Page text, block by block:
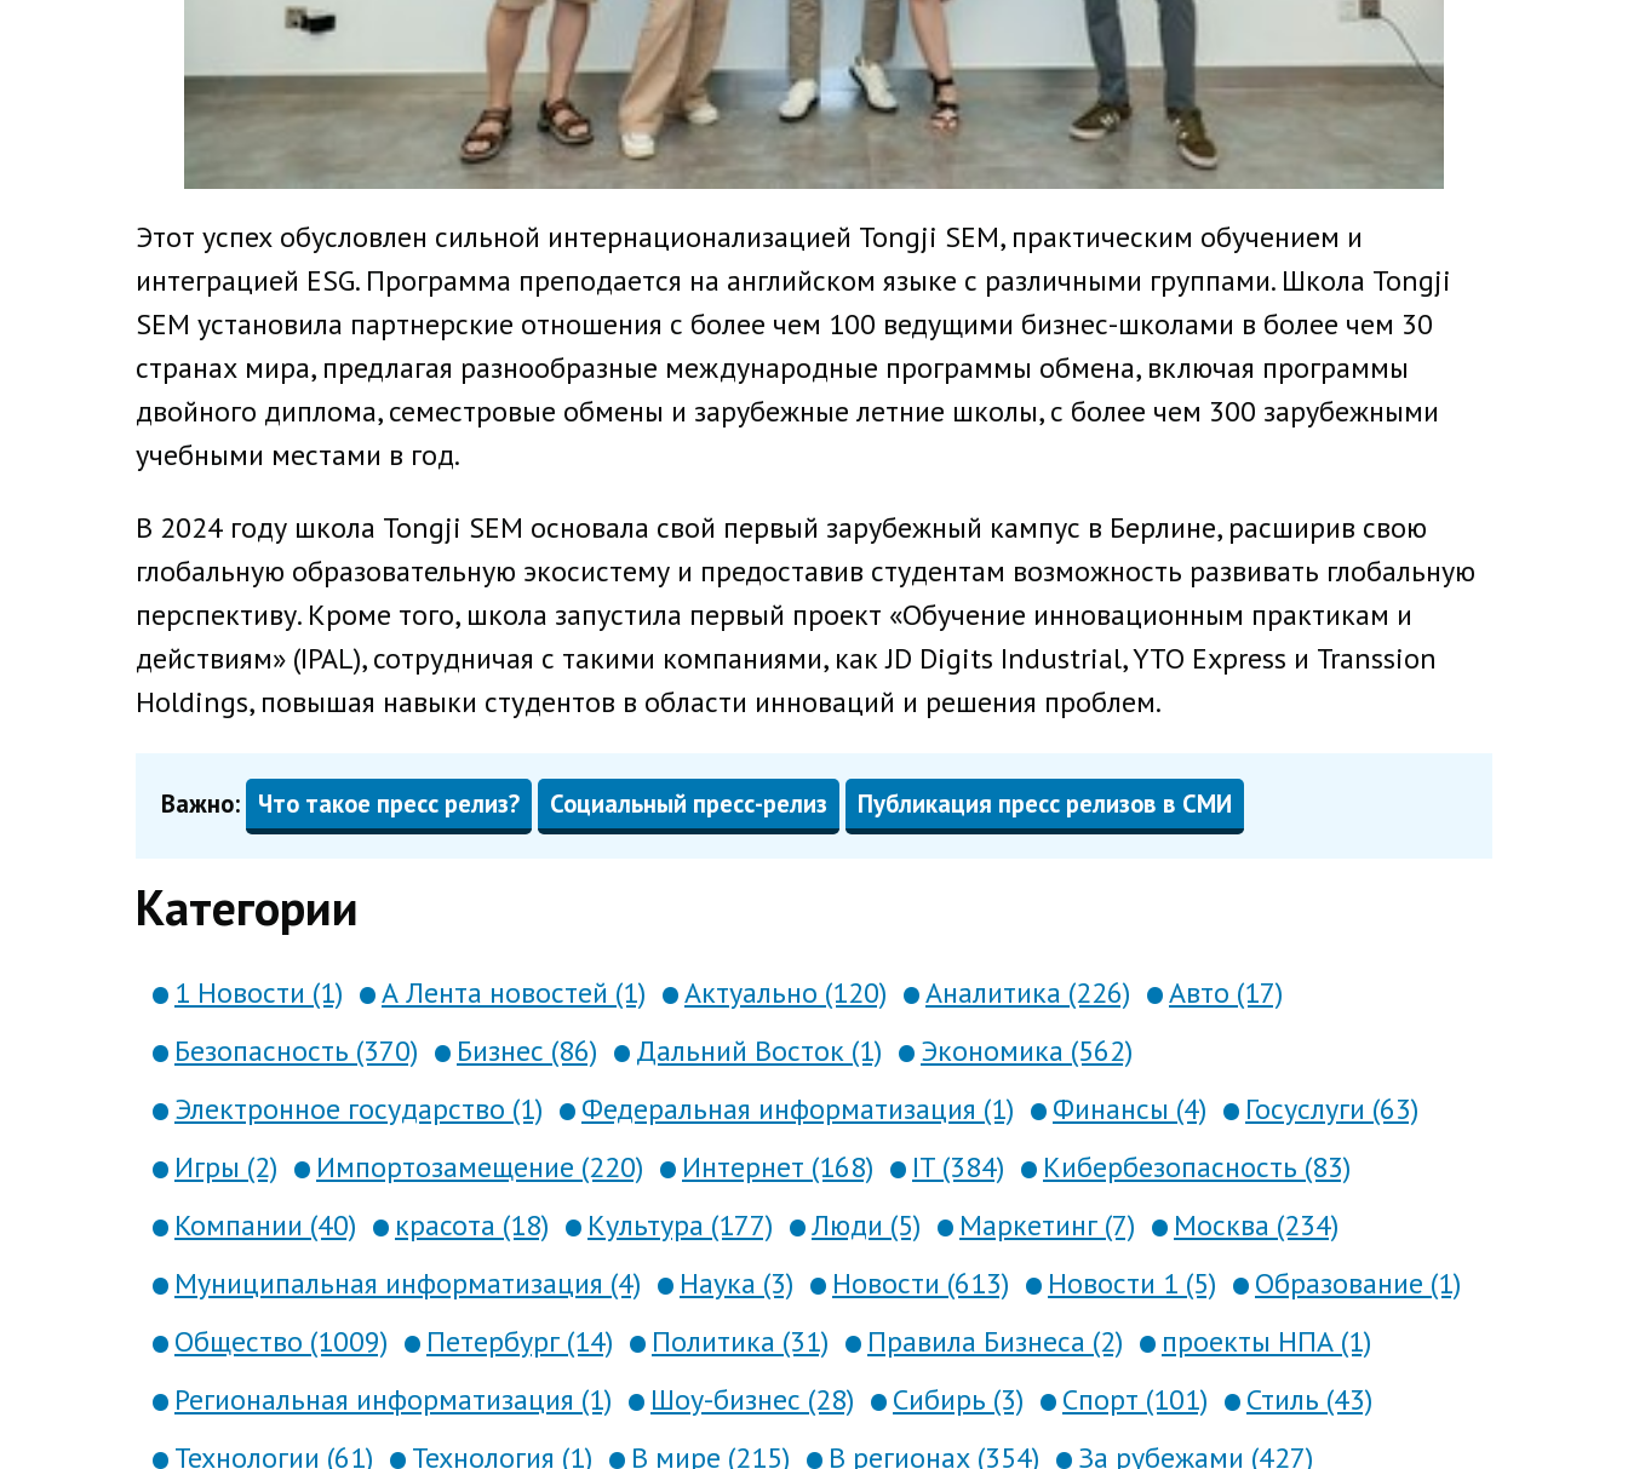
Этот успех обусловлен сильной интернационализацией Tongji SEM, практическим обучением и
интеграцией ESG. Программа преподается на английском языке с различными группами. Школа Tongji
SEM установила партнерские отношения с более чем 100 ведущими бизнес-школами в более чем 30
странах мира, предлагая разнообразные международные программы обмена, включая программы
двойного диплома, семестровые обмены и зарубежные летние школы, с более чем 300 зарубежными
учебными местами в год.
В 2024 году школа Tongji SEM основала свой первый зарубежный кампус в Берлине, расширив свою
глобальную образовательную экосистему и предоставив студентам возможность развивать глобальную
перспективу. Кроме того, школа запустила первый проект «Обучение инновационным практикам и
действиям» (IPAL), сотрудничая с такими компаниями, как JD Digits Industrial, YTO Express и Transsion
Holdings, повышая навыки студентов в области инноваций и решения проблем.
Важно: Что такое пресс релиз? Социальный пресс-релиз Публикация пресс релизов в СМИ
Категории
1 Новости (1) А Лента новостей (1) Актуально (120) Аналитика (226)
Авто (17)
Безопасность (370)
Бизнес (86) Дальний Восток (1)
Экономика (562)
Электронное государство (1)
Федеральная информатизация (1) Финансы (4)
Госуслуги (63)
Игры (2)
Импортозамещение (220) Интернет (168) IT (384)
Кибербезопасность (83)
Компании (40)
красота (18) Культура (177) Люди (5) Маркетинг (7)
Москва (234)
Муниципальная информатизация (4)
Наука (3) Новости (613) Новости 1 (5)
Образование (1)
Общество (1009)
Петербург (14) Политика (31) Правила Бизнеса (2)
проекты НПА (1)
Региональная информатизация (1)
Шоу-бизнес (28) Сибирь (3) Спорт (101)
Стиль (43)
Технологии (61)
Технология (1) В мире (215) В регионах (354) За рубежами (427)